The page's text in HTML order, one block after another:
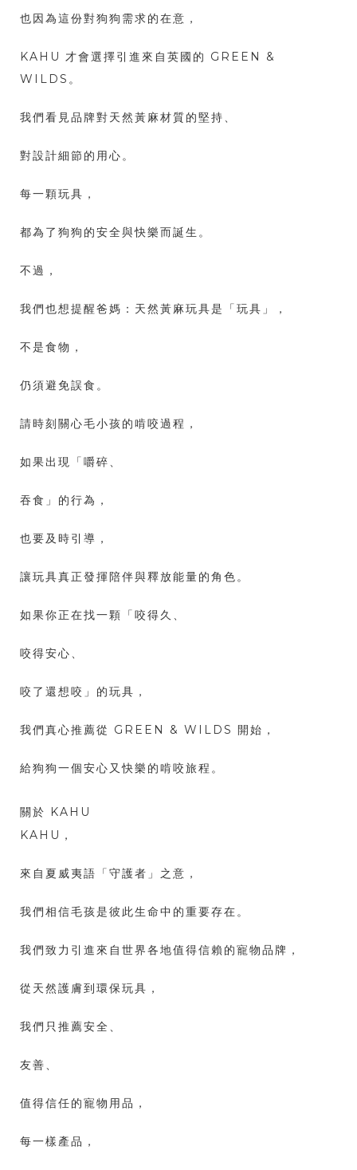
也因為這份對狗狗需求的在意，
KAHU 才會選擇引進來自英國的 GREEN &
WILDS。
我們看見品牌對天然黃麻材質的堅持、
對設計細節的用心。
每一顆玩具，
都為了狗狗的安全與快樂而誕生。
不過，
我們也想提醒爸媽：天然黃麻玩具是「玩具」，
不是食物，
仍須避免誤食。
請時刻關心毛小孩的啃咬過程，
如果出現「嚼碎、
吞食」的行為，
也要及時引導，
讓玩具真正發揮陪伴與釋放能量的角色。
如果你正在找一顆「咬得久、
咬得安心、
咬了還想咬」的玩具，
我們真心推薦從 GREEN & WILDS 開始，
給狗狗一個安心又快樂的啃咬旅程。
關於 KAHU
KAHU，
來自夏威夷語「守護者」之意，
我們相信毛孩是彼此生命中的重要存在。
我們致力引進來自世界各地值得信賴的寵物品牌，
從天然護膚到環保玩具，
我們只推薦安全、
友善、
值得信任的寵物用品，
每一樣產品，